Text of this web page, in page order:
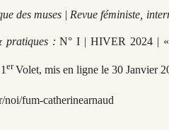
des muses | Revue féministe,
pratiques : N° I | HIVER 2024 | «
erVolet, mis en ligne le 30 Janvier
fum-catherinearnaud